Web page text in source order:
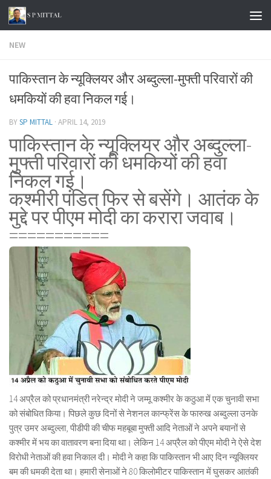
Skip to content
NEW
पाकिस्तान के न्यूक्लियर और अब्दुल्ला-मुफ्ती परिवारों की
धमकियों की हवा निकल गई।
BYSP MITTAL · APRIL 14, 2019
पाकिस्तान के न्यूक्लियर और अब्दुल्ला-
मुफ्ती परिवारों की धमकियों की हवा
निकल गई।
कश्मीरी पंडित फिर से बसेंगे। आतंक के
मुद्दे पर पीएम मोदी का करारा जवाब।
===========
14 अप्रैल को प्रधानमंत्री नरेन्द्र मोदी ने जम्मू कश्मीर के कठुआ में एक चुनावी सभा
को संबोधित किया। पिछले कुछ दिनों से नेशनल कान्फ्रेंस के फारुख अब्दुल्ला उनके
पुत्र उमर अब्दुल्ला, पीडीपी की चीफ महबूबा मुफ्ती आदि नेताओं ने अपने बयानों से
कश्मीर में भय का वातावरण बना दिया था। लेकिन 14 अप्रैल को पीएम मोदी ने ऐसे देश
विरोधी नेताओं की हवा निकाल दी। मोदी ने कहा कि पाकिस्तान भी आए दिन न्यूक्लियर
बम की धमकी देता था। हमारी सेनाओं ने 80 किलोमीटर पाकिस्तान में घुसकर आतंकी